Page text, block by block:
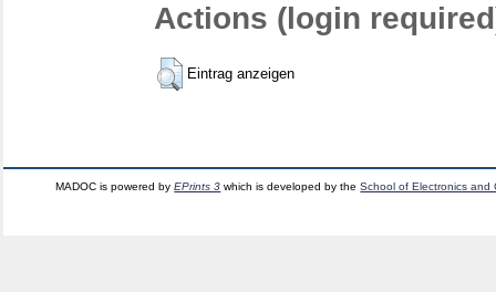
Actions (login
Eintrag anzeigen
MADOC is powered byEPrints 3 which is developed by theSchool of Electronics and